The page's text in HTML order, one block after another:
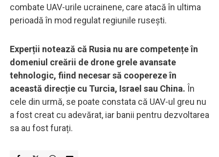
combate UAV-urile ucrainene, care atacă în ultima
perioadă în mod regulat regiunile rusești.
Experții notează că Rusia nu are competențe în
domeniul creării de drone grele avansate
tehnologic, fiind necesar să coopereze în
această direcție cu Turcia, Israel sau China. În
cele din urmă, se poate constata că UAV-ul greu nu
a fost creat cu adevărat, iar banii pentru dezvoltarea
sa au fost furați.